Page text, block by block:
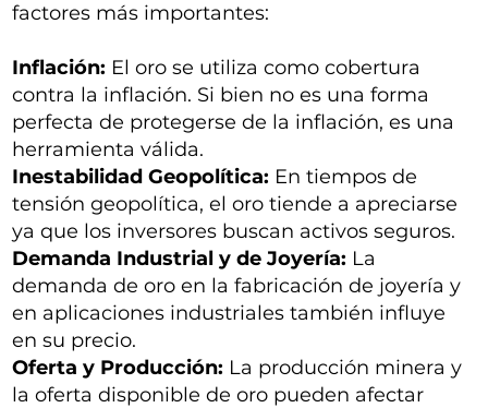
factores más importantes:
Inflación: El oro se utiliza como cobertura
contra la inflación. Si bien no es una forma
perfecta de protegerse de la inflación, es una
herramienta válida.
Inestabilidad Geopolítica: En tiempos de
tensión geopolítica, el oro tiende a apreciarse
ya que los inversores buscan activos seguros.
Demanda Industrial y de Joyería: La
demanda de oro en la fabricación de joyería y
en aplicaciones industriales también influye
en su precio.
Oferta y Producción: La producción minera y
la oferta disponible de oro pueden afectar